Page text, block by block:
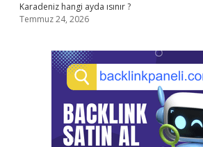
Karadeniz hangi ayda ısınır ?
Temmuz 24, 2026